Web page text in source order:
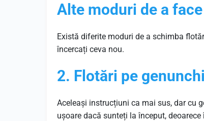
Alte moduri de a
Există diferite moduri de a schimba
încercați ceva nou.
2. Flotări pe genunchi
Aceleași instrucțiuni ca mai sus, dar cu
ușoare dacă sunteți la început,